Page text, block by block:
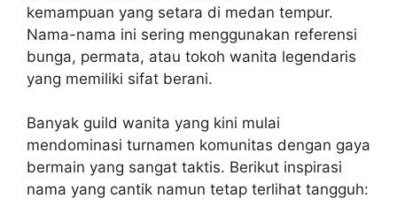
kemampuan yang setara di medan tempur.
Nama-nama ini sering menggunakan referensi
bunga, permata, atau tokoh wanita legendaris
yang memiliki sifat berani.
Banyak guild wanita yang kini mulai
mendominasi turnamen komunitas dengan gaya
bermain yang sangat taktis. Berikut inspirasi
nama yang cantik namun tetap terlihat tangguh: